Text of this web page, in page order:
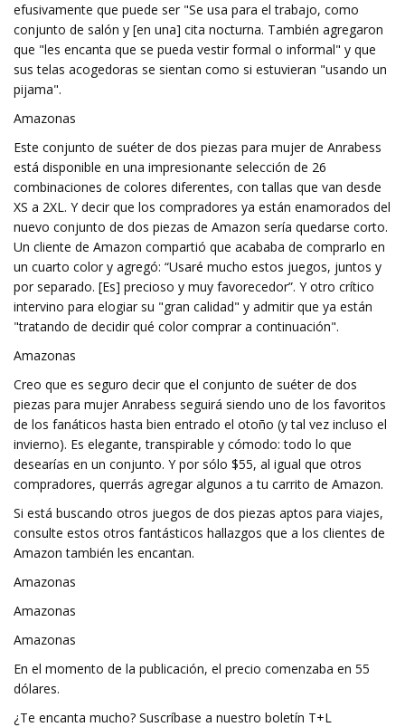
efusivamente que puede ser "Se usa para el trabajo, como
conjunto de salón y [en una] cita nocturna. También agregaron
que "les encanta que se pueda vestir formal o informal" y que
sus telas acogedoras se sientan como si estuvieran "usando un
pijama".
Amazonas
Este conjunto de suéter de dos piezas para mujer de Anrabess
está disponible en una impresionante selección de 26
combinaciones de colores diferentes, con tallas que van desde
XS a 2XL. Y decir que los compradores ya están enamorados del
nuevo conjunto de dos piezas de Amazon sería quedarse corto.
Un cliente de Amazon compartió que acababa de comprarlo en
un cuarto color y agregó: “Usaré mucho estos juegos, juntos y
por separado. [Es] precioso y muy favorecedor”. Y otro crítico
intervino para elogiar su "gran calidad" y admitir que ya están
"tratando de decidir qué color comprar a continuación".
Amazonas
Creo que es seguro decir que el conjunto de suéter de dos
piezas para mujer Anrabess seguirá siendo uno de los favoritos
de los fanáticos hasta bien entrado el otoño (y tal vez incluso el
invierno). Es elegante, transpirable y cómodo: todo lo que
desearías en un conjunto. Y por sólo $55, al igual que otros
compradores, querrás agregar algunos a tu carrito de Amazon.
Si está buscando otros juegos de dos piezas aptos para viajes,
consulte estos otros fantásticos hallazgos que a los clientes de
Amazon también les encantan.
Amazonas
Amazonas
Amazonas
En el momento de la publicación, el precio comenzaba en 55
dólares.
¿Te encanta mucho? Suscríbase a nuestro boletín T+L